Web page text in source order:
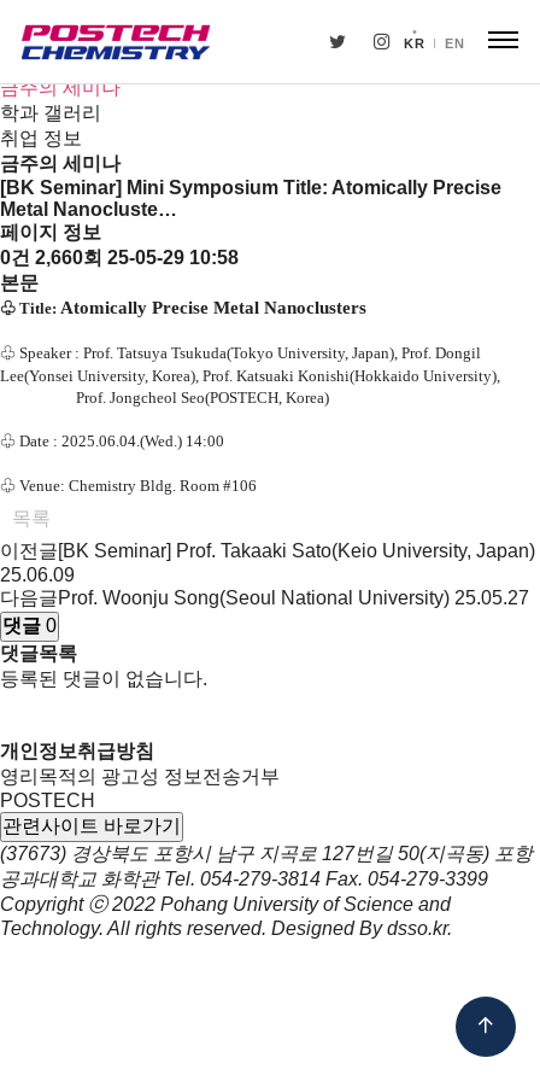
KR EN
뉴스
공지사항
금주의 세미나
학과 갤러리
취업 정보
금주의 세미나
[BK Seminar] Mini Symposium Title: Atomically Precise
Metal Nanocluste…
페이지 정보
0건 2,660회 25-05-29 10:58
본문
♧ Title: Atomically Precise Metal Nanoclusters
♧ Speaker : Prof. Tatsuya Tsukuda(Tokyo University, Japan), Prof. Dongil
Lee(Yonsei University, Korea), Prof. Katsuaki Konishi(Hokkaido University),
Prof. Jongcheol Seo(POSTECH, Korea)
♧ Date : 2025.06.04.(Wed.) 14:00
♧ Venue: Chemistry Bldg. Room #106
목록
이전글[BK Seminar] Prof. Takaaki Sato(Keio University, Japan)
25.06.09
다음글Prof. Woonju Song(Seoul National University) 25.05.27
댓글 0
댓글목록
등록된 댓글이 없습니다.
개인정보취급방침
영리목적의 광고성 정보전송거부
POSTECH
관련사이트 바로가기
(37673) 경상북도 포항시 남구 지곡로 127번길 50(지곡동) 포항
공과대학교 화학관 Tel. 054-279-3814 Fax. 054-279-3399
Copyright ⓒ 2022 Pohang University of Science and
Technology. All rights reserved. Designed Bydsso.kr.